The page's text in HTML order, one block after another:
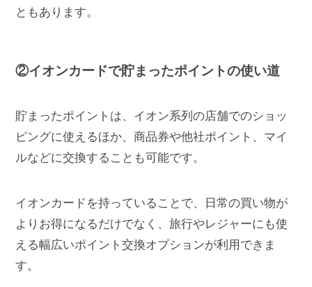
ともあります。
②イオンカードで貯まったポイントの使い道
貯まったポイントは、イオン系列の店舗でのショッ
ピングに使えるほか、商品券や他社ポイント、マイ
ルなどに交換することも可能です。
イオンカードを持っていることで、日常の買い物が
よりお得になるだけでなく、旅行やレジャーにも使
える幅広いポイント交換オプションが利用できま
す。